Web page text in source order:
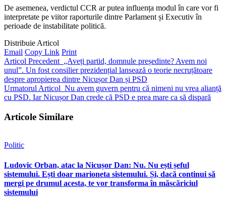
De asemenea, verdictul CCR ar putea influența modul în care vor fi
interpretate pe viitor raporturile dintre Parlament și Executiv în
perioade de instabilitate politică.
Distribuie Articol
Email Copy Link Print
Articol Precedent „Aveți partid, domnule președinte? Avem noi
unul”. Un fost consilier prezidențial lansează o teorie necruțătoare
despre apropierea dintre Nicușor Dan și PSD
Urmatorul Articol Nu avem guvern pentru că nimeni nu vrea alianță
cu PSD. Iar Nicușor Dan crede că PSD e prea mare ca să dispară
Articole Similare
Politic
Ludovic Orban, atac la Nicușor Dan: Nu. Nu ești șeful
sistemului. Ești doar marioneta sistemului. Și, dacă continui să
mergi pe drumul acesta, te vor transforma în măscăriciul
sistemului